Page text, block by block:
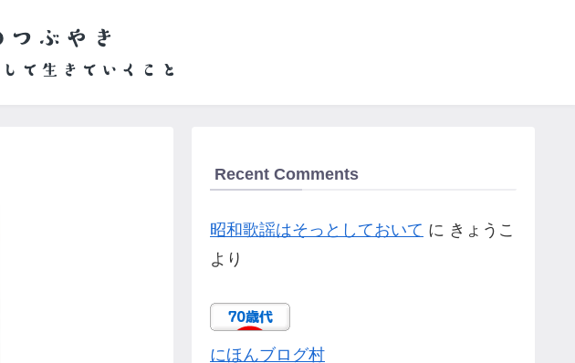
Recent Comments
昭和歌謡はそっとしておいて に きょうこ
より
にほんブログ村